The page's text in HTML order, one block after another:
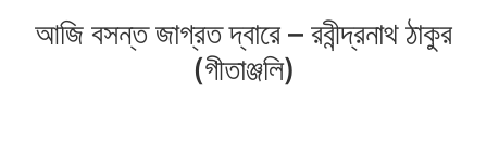
আজি বসন্ত জাগ্রত দ্বারে – রবীন্দ্রনাথ ঠাকুর
(গীতাঞ্জলি)